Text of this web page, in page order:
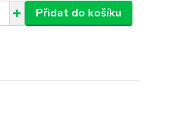
Přidat do košíku